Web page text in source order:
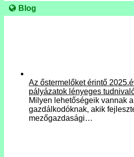
Blog
Az őstermelőket érintő
pályázatok lényeges
Milyen lehetőségeik vannak
gazdálkodóknak, akik
mezőgazdasági…